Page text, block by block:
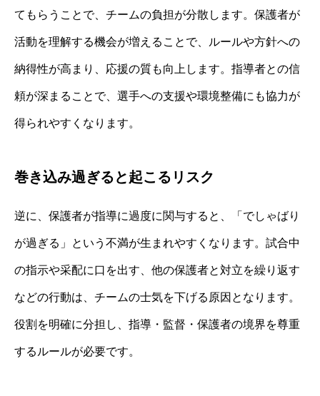
てもらうことで、チームの負担が分散します。保護者が
活動を理解する機会が増えることで、ルールや方針への
納得性が高まり、応援の質も向上します。指導者との信
頼が深まることで、選手への支援や環境整備にも協力が
得られやすくなります。
巻き込み過ぎると起こるリスク
逆に、保護者が指導に過度に関与すると、「でしゃばり
が過ぎる」という不満が生まれやすくなります。試合中
の指示や采配に口を出す、他の保護者と対立を繰り返す
などの行動は、チームの士気を下げる原因となります。
役割を明確に分担し、指導・監督・保護者の境界を尊重
するルールが必要です。